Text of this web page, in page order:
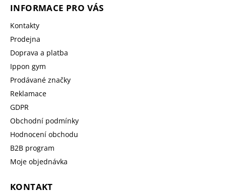
INFORMACE PRO VÁS
Kontakty
Prodejna
Doprava a platba
Ippon gym
Prodávané značky
Reklamace
GDPR
Obchodní podmínky
Hodnocení obchodu
B2B program
Moje objednávka
KONTAKT